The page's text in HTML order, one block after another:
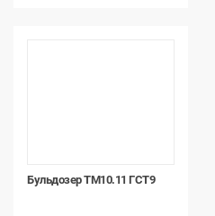
Бульдозер ТМ10.11 ГСТ9